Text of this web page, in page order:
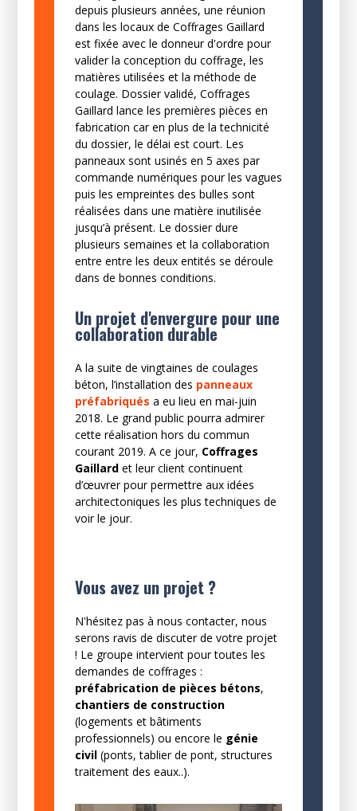
depuis plusieurs années, une réunion
dans les locaux de Coffrages Gaillard
est fixée avec le donneur d'ordre pour
valider la conception du coffrage, les
matières utilisées et la méthode de
coulage. Dossier validé, Coffrages
Gaillard lance les premières pièces en
fabrication car en plus de la technicité
du dossier, le délai est court. Les
panneaux sont usinés en 5 axes par
commande numériques pour les vagues
puis les empreintes des bulles sont
réalisées dans une matière inutilisée
jusqu’à présent. Le dossier dure
plusieurs semaines et la collaboration
entre entre les deux entités se déroule
dans de bonnes conditions.
Un projet d'envergure pour une
collaboration durable
A la suite de vingtaines de coulages
béton, l’installation des panneaux
préfabriqués a eu lieu en mai-juin
2018. Le grand public pourra admirer
cette réalisation hors du commun
courant 2019. A ce jour, Coffrages
Gaillardet leur client continuent
d’œuvrer pour permettre aux idées
architectoniques les plus techniques de
voir le jour.
Vous avez un projet ?
N'hésitez pas à nous contacter, nous
serons ravis de discuter de votre projet
! Le groupe intervient pour toutes les
demandes de coffrages :
préfabrication de pièces bétons,
chantiers de construction
(logements et bâtiments
professionnels) ou encore le génie
civil(ponts, tablier de pont, structures
traitement des eaux..).